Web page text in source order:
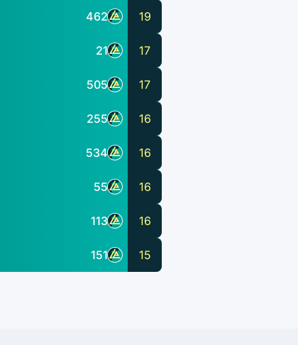
462 19
21 17
505 17
255 16
534 16
55 16
113 16
151 15